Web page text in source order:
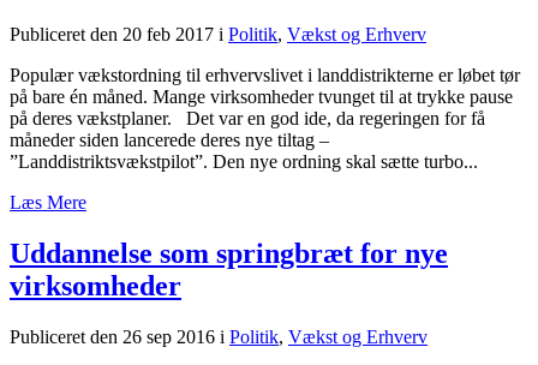
Publiceret den 20 feb 2017 i Politik, Vækst og Erhverv
Populær vækstordning til erhvervslivet i landdistrikterne er løbet tør
på bare én måned. Mange virksomheder tvunget til at trykke pause
på deres vækstplaner. Det var en god ide, da regeringen for få
måneder siden lancerede deres nye tiltag –
”Landdistriktsvækstpilot”. Den nye ordning skal sætte turbo...
Læs Mere
Uddannelse som springbræt for nye
virksomheder
Publiceret den 26 sep 2016 i Politik, Vækst og Erhverv